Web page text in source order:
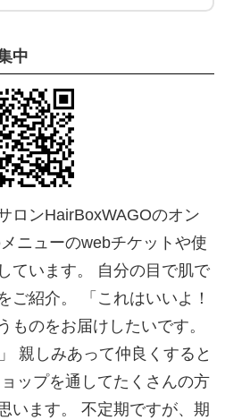
中
ロンHairBoxWAGOのオン
ニューのwebチケットや使
ています。 自分の目で肌で
ご紹介。 「これはいいよ！
ものをお届けしたいです。
親しみあって仲良くすると
ップを通してたくさんの方
います。 不定期ですが、期